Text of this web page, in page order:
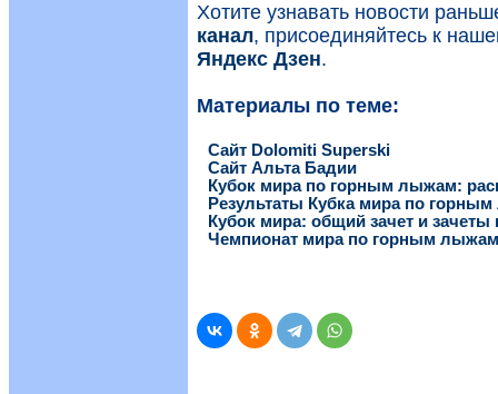
Хотите узнавать новости
канал, присоединяйтесь к
Яндекс Дзен.
Материалы по теме:
Сайт Dolomiti Superski
Сайт Альта Бадии
Кубок мира по горным лыжам:
Результаты Кубка мира по
Кубок мира: общий зачет и зачеты
Чемпионат мира по горным лыжам